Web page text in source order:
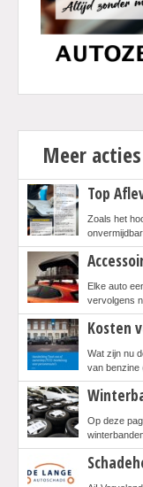
Meer acties
Top
Zoals het
Elke auto
vervolgens
Kosten
Wat zijn nu
van benzine
Op deze